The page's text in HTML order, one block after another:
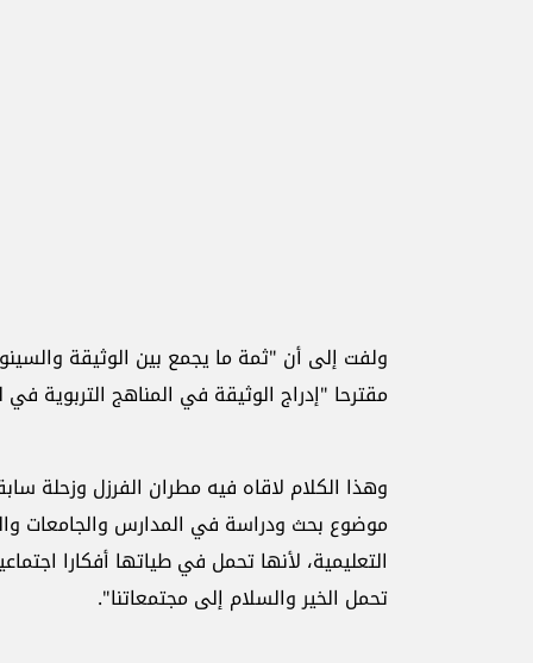
مقترحا "إدراج الوثيقة في المناهج التربوية في
وهذا الكلام لاقاه فيه مطران الفرزل وزحلة
موضوع بحث ودراسة في المدارس والجامعات
التعليمية، لأنها تحمل في طياتها أفكارا
تحمل الخير والسلام إلى مجتمعاتنا".